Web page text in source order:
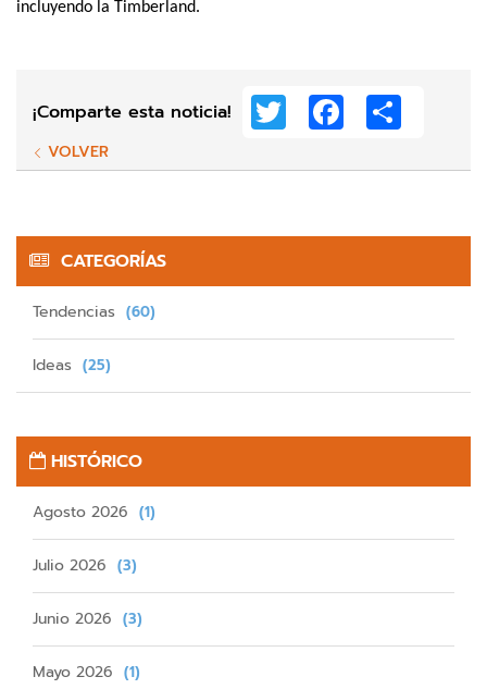
incluyendo la Timberland.
¡Comparte esta noticia! Twitter Facebook
VOLVER
CATEGORÍAS
Tendencias (60)
Ideas (25)
HISTÓRICO
Agosto 2026 (1)
Julio 2026 (3)
Junio 2026 (3)
Mayo 2026 (1)